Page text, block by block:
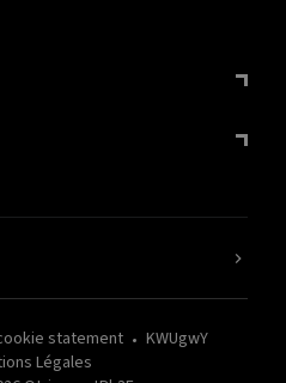
statement
KWUgwY
Légales